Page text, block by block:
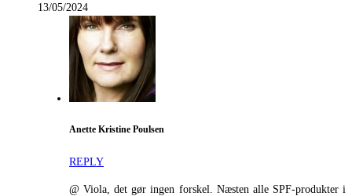
13/05/2024
Anette Kristine Poulsen
REPLY
@ Viola, det gør ingen forskel. Næsten alle SPF-produkter i